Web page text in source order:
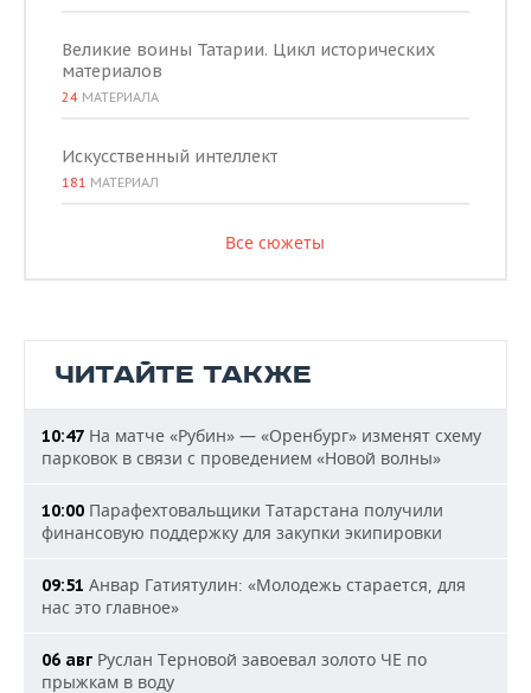
Великие воины Татарии. Цикл исторических
материалов
24 МАТЕРИАЛА
Искусственный интеллект
181 МАТЕРИАЛ
Все сюжеты
ЧИТАЙТЕ ТАКЖЕ
10:47 На матче «Рубин» — «Оренбург» изменят схему
парковок в связи с проведением «Новой волны»
10:00 Парафехтовальщики Татарстана получили
финансовую поддержку для закупки экипировки
09:51 Анвар Гатиятулин: «Молодежь старается, для
нас это главное»
06 авг Руслан Терновой завоевал золото ЧЕ по
прыжкам в воду